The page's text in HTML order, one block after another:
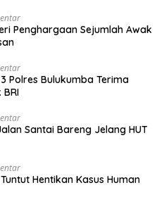
Penghargaan Sejumlah Awak
Polres Bulukumba Terima
Santai Bareng Jelang HUT
Hentikan Kasus Human